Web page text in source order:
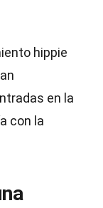
hippie
en la
con la